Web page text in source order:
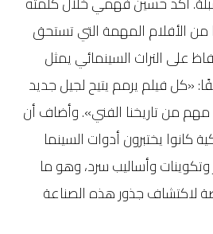
من الأفلام المهمة التي تستحق
على التراث السينمائي يمثل
«كل فيلم يرمم يتيح لجيل جديد
من تاريخنا الفني». وأضاف أن
كانوا يختبرون أدوات السينما
وتكوينات وأساليب سرد، وهو ما
لاكتشاف جذور هذه الصناعة